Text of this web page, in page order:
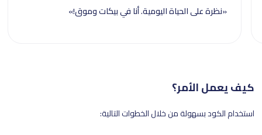
«نظرة على الحياة اليومية. أنا في بيكات وموق!»
كيف يعمل الأمر؟
استخدام الكود بسهولة من خلال الخطوات التالية: